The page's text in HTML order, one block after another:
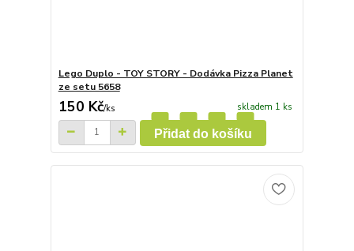
Lego Duplo - TOY STORY - Dodávka Pizza Planet
ze setu 5658
150 Kč/ks skladem 1 ks
Přidat do košíku